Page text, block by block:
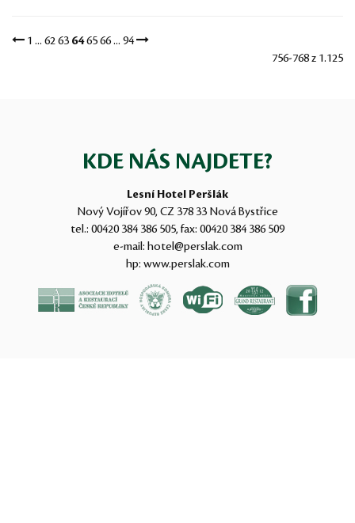
1 ... 6263 646566... 94
756-768 z 1.125
KDE NÁS NAJDETE?
Lesní Hotel Peršlák
Nový Vojířov 90, CZ 378 33 Nová Bystřice
tel.: 00420 384 386 505, fax: 00420 384 386 509
e-mail: hotel@perslak.com
hp: www.perslak.com